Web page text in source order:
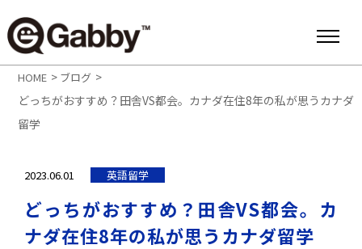
HOME > ブログ >
どっちがおすすめ？田舎VS都会。カナダ在住8年の私が思うカナダ
留学
2023.06.01 英語留学
どっちがおすすめ？田舎VS都会。カ
ナダ在住8年の私が思うカナダ留学